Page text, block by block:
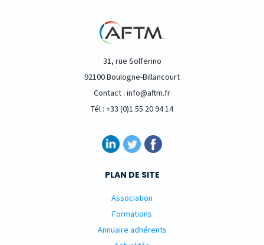
31, rue Solferino
92100 Boulogne-Billancourt
Contact : info@aftm.fr
Tél : +33 (0)1 55 20 94 14
PLAN DE SITE
Association
Formations
Annuaire adhérents